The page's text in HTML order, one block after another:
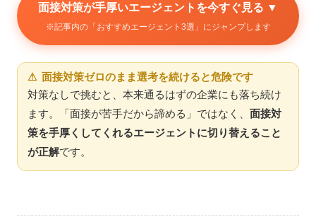
面接対策が手厚いエージェントを今すぐ見る ▼
※記事内の「おすすめエージェント3選」にジャンプします
⚠ 面接対策ゼロのまま選考を続けると危険です
対策なしで挑むと、本来通るはずの企業にも落ち続け
ます。「面接が苦手だから諦める」ではなく、 面接対
策を手厚くしてくれるエージェントに切り替えること
が正解です。